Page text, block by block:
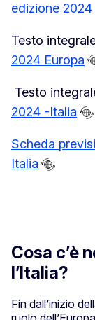
edizione 2024
Testo
2024 Europa
Testo
2024 -Italia
Scheda
Italia
Cosa c’è
l’Italia?
Fin dall’inizio